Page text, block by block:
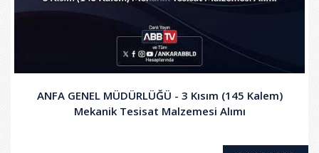
ANFA GENEL MÜDÜRLÜĞÜ - 3 Kısım (145 Kalem)
Mekanik Tesisat Malzemesi Alımı